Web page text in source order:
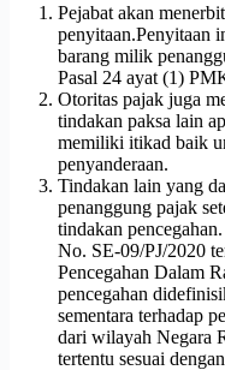
Pejabat akan
penyitaan.Penyitaan
barang milik
Pasal 24 ayat (1)
Otoritas pajak juga
tindakan paksa lain
memiliki itikad baik
penyanderaan.
Tindakan lain yang
penanggung pajak
tindakan
No. SE-09/PJ/2020
Pencegahan Dalam
pencegahan
sementara terhadap
dari wilayah Negara
tertentu sesuai